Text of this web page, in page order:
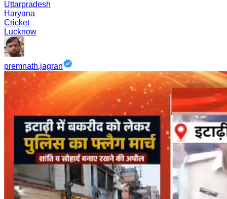
Uttarpradesh
Haryana
Cricket
Lucknow
premnath.jagran